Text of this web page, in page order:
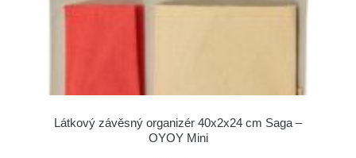
Látkový závěsný organizér 40x2x24 cm Saga –
OYOY Mini